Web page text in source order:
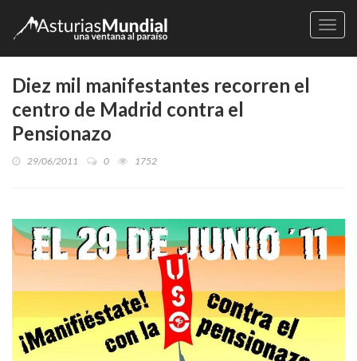
Diez mil manifestantes recorren el
centro de Madrid contra el
Pensionazo
29/06/2011 0 1752